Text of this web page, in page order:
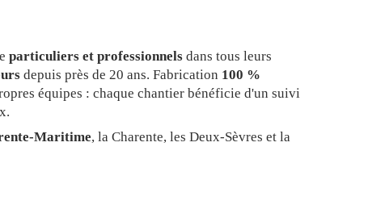
particuliers et professionnels dans tous leurs
depuis près de 20 ans. Fabrication 100 %
équipes : chaque chantier bénéficie d'un suivi
Maritime, la Charente, les Deux-Sèvres et la